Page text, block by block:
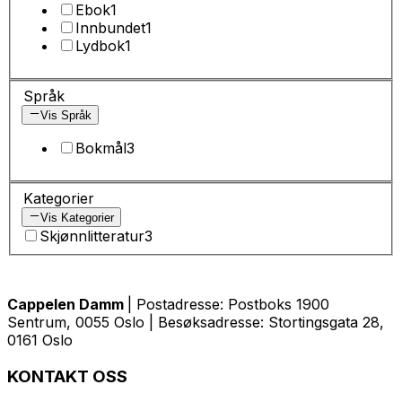
Ebok1
Innbundet1
Lydbok1
Språk
Vis Språk
Bokmål3
Kategorier
Vis Kategorier
Skjønnlitteratur3
Cappelen Damm
| Postadresse: Postboks 1900
Sentrum, 0055 Oslo | Besøksadresse: Stortingsgata 28,
0161 Oslo
KONTAKT OSS